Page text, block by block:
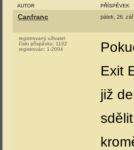
AUTOR PŘÍSPĚVEK
Canfranc pátek, 26.
registrovaný uživatel
číslo příspěvku: 1102
registrován: 1-2004
Exit
již